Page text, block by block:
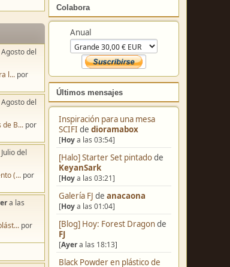
Colabora
Anual
Últimos mensajes
Inspiración para una mesa
SCIFI de dioramabox
[Hoya las 03:54]
[Halo] Starter Set pintadode
KeyanSark
[Hoya las 03:21]
Galería FJ de anacaona
[Hoya las 01:04]
[Blog] Hoy: Forest Dragonde
FJ
[Ayera las 18:13]
Black Powder en plástico de
del
l... por
del
de B... por
del
(... por
a las
por